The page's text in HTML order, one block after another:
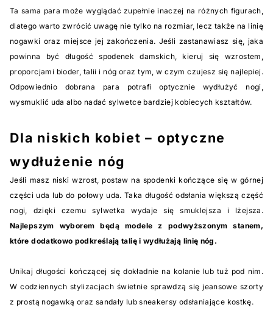
Ta sama para może wyglądać zupełnie inaczej na różnych figurach,
dlatego warto zwrócić uwagę nie tylko na rozmiar, lecz także na linię
nogawki oraz miejsce jej zakończenia. Jeśli zastanawiasz się, jaka
powinna być długość spodenek damskich, kieruj się wzrostem,
proporcjami bioder, talii i nóg oraz tym, w czym czujesz się najlepiej.
Odpowiednio dobrana para potrafi optycznie wydłużyć nogi,
wysmuklić uda albo nadać sylwetce bardziej kobiecych kształtów.
Dla niskich kobiet – optyczne
wydłużenie nóg
Jeśli masz niski wzrost, postaw na spodenki kończące się w górnej
części uda lub do połowy uda. Taka długość odsłania większą część
nogi, dzięki czemu sylwetka wydaje się smuklejsza i lżejsza.
Najlepszym wyborem będą modele z podwyższonym stanem,
które dodatkowo podkreślają talię i wydłużają linię nóg.
Unikaj długości kończącej się dokładnie na kolanie lub tuż pod nim.
W codziennych stylizacjach świetnie sprawdzą się jeansowe szorty
z prostą nogawką oraz sandały lub sneakersy odsłaniające kostkę.